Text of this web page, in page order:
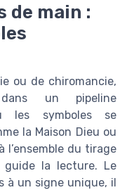
de main :
ou de chiromancie,
un pipeline
les symboles se
la Maison Dieu ou
l’ensemble du tirage
la lecture. Le
à un signe unique, il